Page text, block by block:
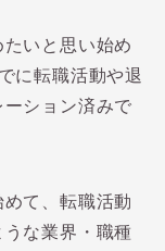
いと思い始め
に転職活動や退
ション済みで
て、転職活動
な業界・職種